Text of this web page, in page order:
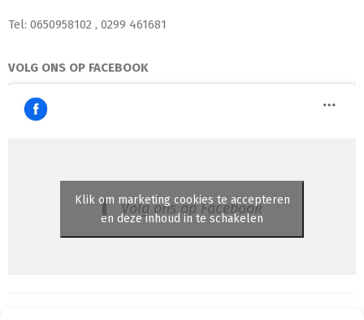
Tel: 0650958102 , 0299 461681
VOLG ONS OP FACEBOOK
Volg ons op Facebook
Klik om marketing cookies te accepteren
en deze inhoud in te schakelen